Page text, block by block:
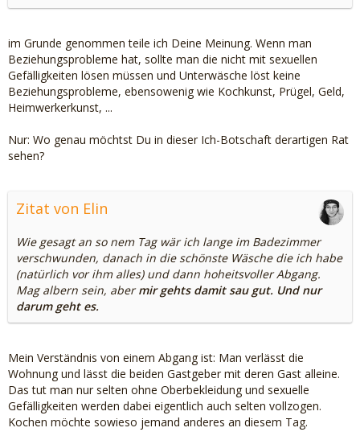
im Grunde genommen teile ich Deine Meinung. Wenn man
Beziehungsprobleme hat, sollte man die nicht mit sexuellen
Gefälligkeiten lösen müssen und Unterwäsche löst keine
Beziehungsprobleme, ebensowenig wie Kochkunst, Prügel, Geld,
Heimwerkerkunst, ...
Nur: Wo genau möchtst Du in dieser Ich-Botschaft derartigen Rat
sehen?
Zitat von Elin
Wie gesagt an so nem Tag wär ich lange im Badezimmer
verschwunden, danach in die schönste Wäsche die ich habe
(natürlich vor ihm alles) und dann hoheitsvoller Abgang.
Mag albern sein, abermir gehts damit sau gut. Und nur
darum geht es.
Mein Verständnis von einem Abgang ist: Man verlässt die
Wohnung und lässt die beiden Gastgeber mit deren Gast alleine.
Das tut man nur selten ohne Oberbekleidung und sexuelle
Gefälligkeiten werden dabei eigentlich auch selten vollzogen.
Kochen möchte sowieso jemand anderes an diesem Tag.